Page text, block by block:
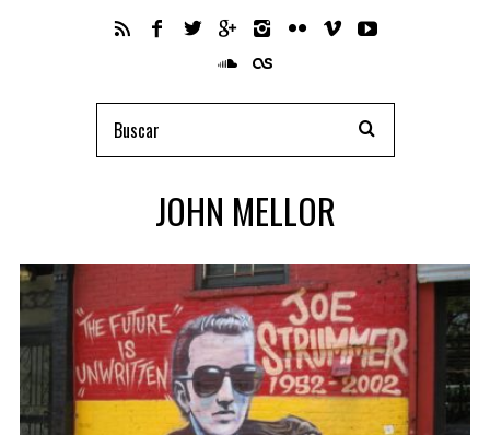
JOHN MELLOR